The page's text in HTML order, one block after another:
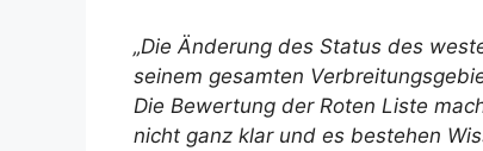
„Die Änderung des Status des
seinem gesamten
Die Bewertung der Roten Liste
nicht ganz klar und es bestehen